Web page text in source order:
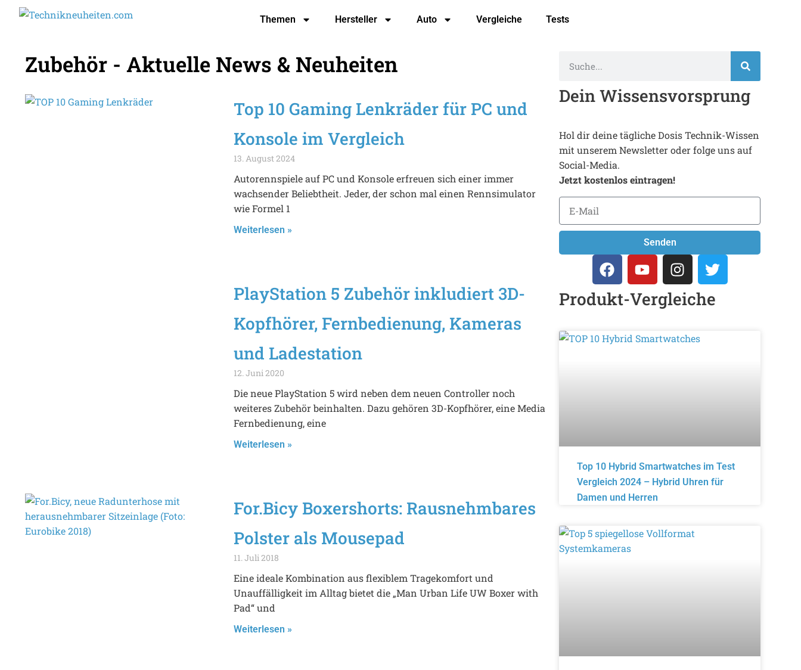
Themen Hersteller Auto Vergleiche Tests
Zubehör - Aktuelle News & Neuheiten
Top 10 Gaming Lenkräder für PC und
Konsole im Vergleich
13. August 2024
Autorennspiele auf PC und Konsole erfreuen sich einer immer
wachsender Beliebtheit. Jeder, der schon mal einen Rennsimulator
wie Formel 1
Weiterlesen »
PlayStation 5 Zubehör inkludiert 3D-
Kopfhörer, Fernbedienung, Kameras
und Ladestation
12. Juni 2020
Die neue PlayStation 5 wird neben dem neuen Controller noch
weiteres Zubehör beinhalten. Dazu gehören 3D-Kopfhörer, eine Media
Fernbedienung, eine
Weiterlesen »
For.Bicy Boxershorts: Rausnehmbares
Polster als Mousepad
11. Juli 2018
Eine ideale Kombination aus flexiblem Tragekomfort und
Unauffälligkeit im Alltag bietet die „Man Urban Life UW Boxer with
Pad“ und
Weiterlesen »
Dein Wissensvorsprung
Hol dir deine tägliche Dosis Technik-Wissen
mit unserem Newsletter oder folge uns auf
Social-Media.
Jetzt kostenlos eintragen!
Senden
Produkt-Vergleiche
Top 10 Hybrid Smartwatches im Test
Vergleich 2024 – Hybrid Uhren für
Damen und Herren